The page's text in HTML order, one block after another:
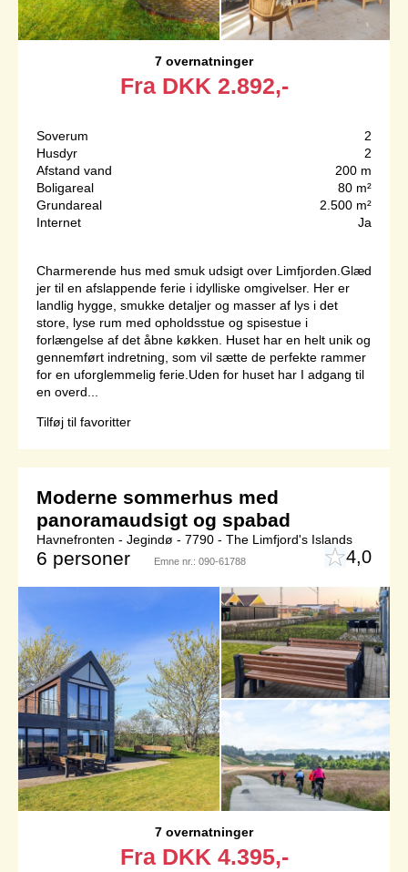
7 overnatninger
Fra DKK 2.892,-
Soverum
2
Husdyr
2
Afstand vand
200 m
Boligareal
80 m²
Grundareal
2.500 m²
Internet
Ja
Charmerende hus med smuk udsigt over Limfjorden.Glæd
jer til en afslappende ferie i idylliske omgivelser. Her er
landlig hygge, smukke detaljer og masser af lys i det
store, lyse rum med opholdsstue og spisestue i
forlængelse af det åbne køkken. Huset har en helt unik og
gennemført indretning, som vil sætte de perfekte rammer
for en uforglemmelig ferie.Uden for huset har I adgang til
en overd...
Tilføj til favoritter
Moderne sommerhus med
panoramaudsigt og spabad
Havnefronten - Jegindø - 7790 - The Limfjord's Islands
6 personer Emne nr.: 090-61788 4,0
7 overnatninger
Fra DKK 4.395,-